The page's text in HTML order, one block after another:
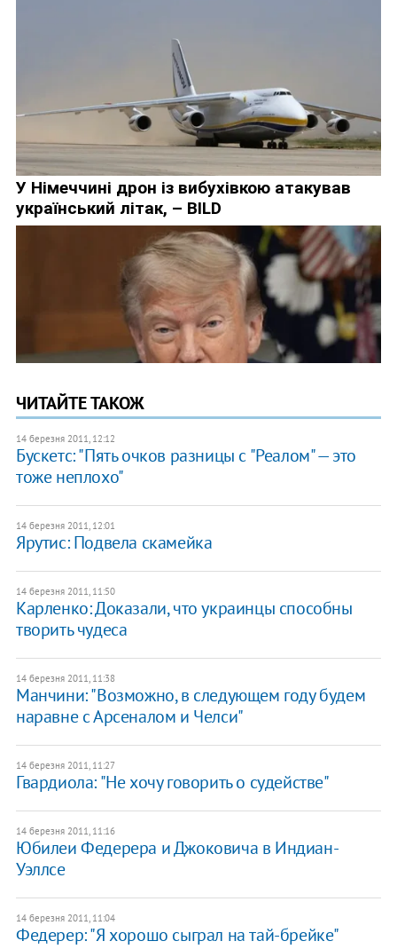
ЧИТАЙТЕ ТАКОЖ
14 березня 2011, 12:12
Бускетс: "Пять очков разницы с "Реалом" — это
тоже неплохо"
14 березня 2011, 12:01
Ярутис: Подвела скамейка
14 березня 2011, 11:50
Карленко: Доказали, что украинцы способны
творить чудеса
14 березня 2011, 11:38
Манчини: "Возможно, в следующем году будем
наравне с Арсеналом и Челси"
14 березня 2011, 11:27
Гвардиола: "Не хочу говорить о судействе"
14 березня 2011, 11:16
Юбилеи Федерера и Джоковича в Индиан-
Уэллсе
14 березня 2011, 11:04
Федерер: "Я хорошо сыграл на тай-брейке"